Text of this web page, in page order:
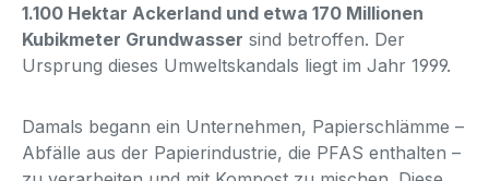
1.100 Hektar Ackerland und etwa 170 Millionen
Kubikmeter Grundwasser sind betroffen. Der
Ursprung dieses Umweltskandals liegt im Jahr 1999.
Damals begann ein Unternehmen, Papierschlämme –
Abfälle aus der Papierindustrie, die PFAS enthalten –